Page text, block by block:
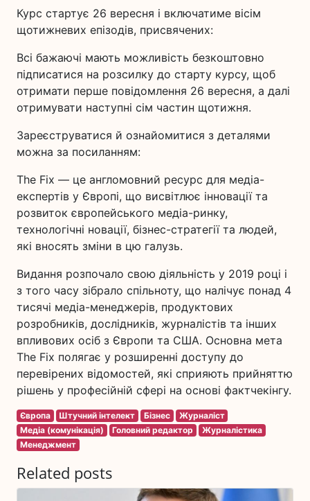
Курс стартує 26 вересня і включатиме вісім
щотижневих епізодів, присвячених:
Всі бажаючі мають можливість безкоштовно
підписатися на розсилку до старту курсу, щоб
отримати перше повідомлення 26 вересня, а далі
отримувати наступні сім частин щотижня.
Зареєструватися й ознайомитися з деталями
можна за посиланням:
The Fix — це англомовний ресурс для медіа-
експертів у Європі, що висвітлює інновації та
розвиток європейського медіа-ринку,
технологічні новації, бізнес-стратегії та людей,
які вносять зміни в цю галузь.
Видання розпочало свою діяльність у 2019 році і
з того часу зібрало спільноту, що налічує понад 4
тисячі медіа-менеджерів, продуктових
розробників, дослідників, журналістів та інших
впливових осіб з Європи та США. Основна мета
The Fix полягає у розширенні доступу до
перевірених відомостей, які сприяють прийняттю
рішень у професійній сфері на основі фактчекінгу.
Європа Штучний інтелект Бізнес
Журналіст
Медіа (комунікація)
Головний редактор
Журналістика
Менеджмент
Related posts